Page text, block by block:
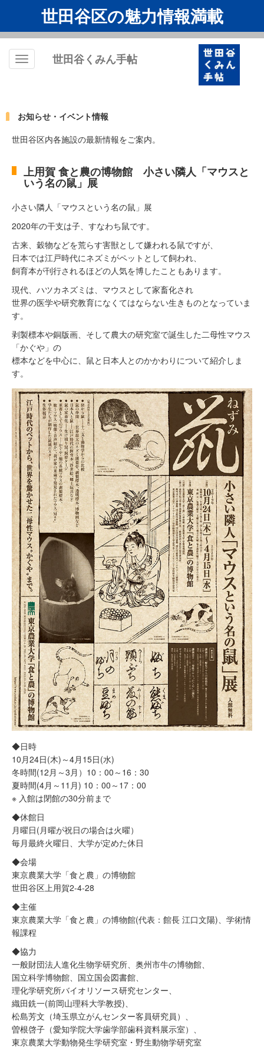
世田谷区の魅力情報満載
Toggle
世田谷くみん手帖
お知らせ・イベント情報
世田谷区内各施設の最新情報をご案内。
上用賀 食と農の博物館 小さい隣人「マウスと
いう名の鼠」展
小さい隣人「マウスという名の鼠」展
2020年の干支は子、すなわち鼠です。
古来、穀物などを荒らす害獣として嫌われる鼠ですが、
日本では江戸時代にネズミがペットとして飼われ、
飼育本が刊行されるほどの人気を博したこともあります。
現代、ハツカネズミは、マウスとして家畜化され
世界の医学や研究教育になくてはならない生きものとなっていま
す。
剥製標本や銅版画、そして農大の研究室で誕生した二母性マウス
「かぐや」の
標本などを中心に、鼠と日本人とのかかわりについて紹介しま
す。
◆日時
10月24日(木)～4月15日(水)
冬時間(12月～3月）10：00～16：30
夏時間(4月～11月) 10：00～17：00
※ 入館は閉館の30分前まで
◆休館日
月曜日(月曜が祝日の場合は火曜）
毎月最終火曜日、大学が定めた休日
◆会場
東京農業大学「食と農」の博物館
世田谷区上用賀2-4-28
◆主催
東京農業大学「食と農」の博物館(代表：館長 江口文陽)、学術情
報課程
◆協力
一般財団法人進化生物学研究所、奥州市牛の博物館、
国立科学博物館、国立国会図書館、
理化学研究所バイオリソース研究センター、
織田銑一(前岡山理科大学教授)、
松島芳文（埼玉県立がんセンター客員研究員）、
曽根啓子（愛知学院大学歯学部歯科資料展示室）、
東京農業大学動物発生学研究室・野生動物学研究室